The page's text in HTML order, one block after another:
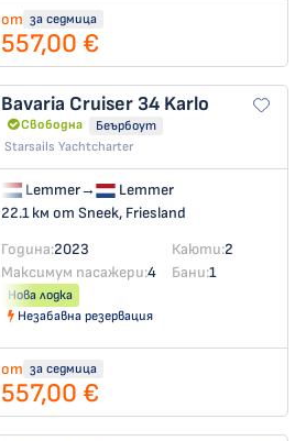
от за седмица
557,00 €
Bavaria Cruiser 34 Karlo
Свободна
Беърбоут
Starsails Yachtcharter
Lemmer→
Lemmer
22.1 км от Sneek, Friesland
Година:2023 Каюти:2
Максимум пасажери:4 Бани:1
Нова лодка
Незабавна резервация
от за седмица
557,00 €